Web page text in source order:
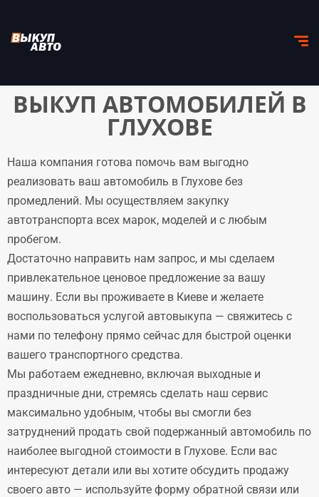
ВЫКУП АВТОМОБИЛЕЙ В
ГЛУХОВЕ
Наша компания готова помочь вам выгодно
реализовать ваш автомобиль в Глухове без
промедлений. Мы осуществляем закупку
автотранспорта всех марок, моделей и с любым
пробегом.
Достаточно направить нам запрос, и мы сделаем
привлекательное ценовое предложение за вашу
машину. Если вы проживаете в Киеве и желаете
воспользоваться услугой автовыкупа — свяжитесь с
нами по телефону прямо сейчас для быстрой оценки
вашего транспортного средства.
Мы работаем ежедневно, включая выходные и
праздничные дни, стремясь сделать наш сервис
максимально удобным, чтобы вы смогли без
затруднений продать свой подержанный автомобиль по
наиболее выгодной стоимости в Глухове. Если вас
интересуют детали или вы хотите обсудить продажу
своего авто — используйте форму обратной связи или